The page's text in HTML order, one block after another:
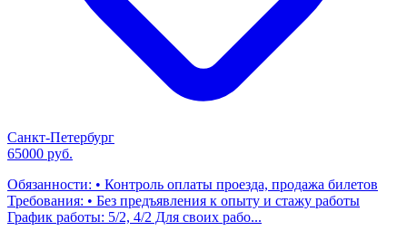
Санкт-Петербург
65000 руб.
Обязанности: • Контроль оплаты проезда, продажа билетов
Требования: • Без предъявления к опыту и стажу работы
График работы: 5/2, 4/2 Для своих рабо...